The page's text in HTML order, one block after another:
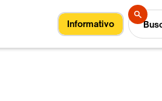
Informativo